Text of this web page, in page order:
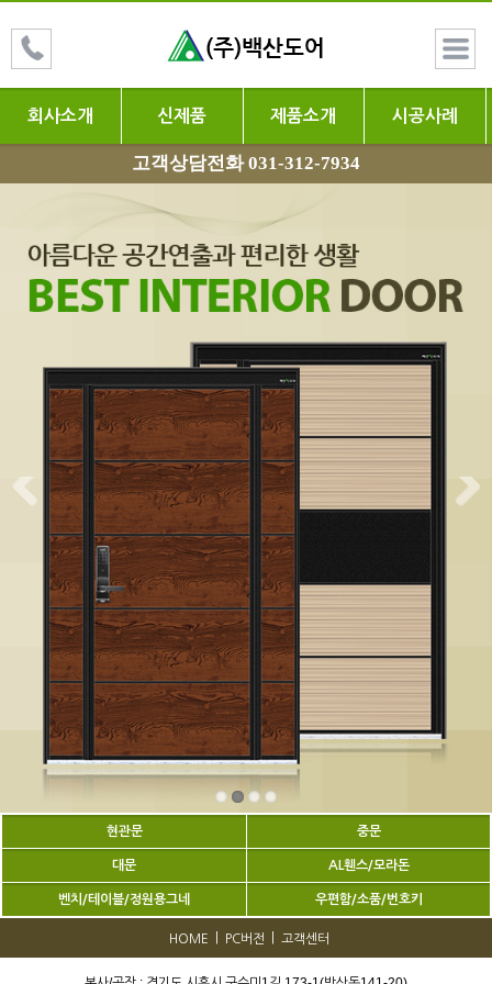
회사소개 신제품 제품소개 시공사례
고객상담전화 031-312-7934
현관문 중문
대문 AL휀스/모라돈
벤치/테이블/정원용그네 우편함/소품/번호키
HOME PC버전 고객센터